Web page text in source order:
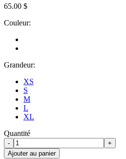
65.00 $
Couleur:
Grandeur:
XS
S
M
L
XL
Quantité
-
+
Ajouter au panier